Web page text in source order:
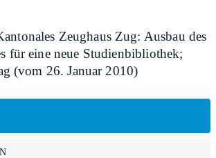
Zeughaus Zug: Ausbau des
für eine neue Studienbibliothek;
(vom 26. Januar 2010)